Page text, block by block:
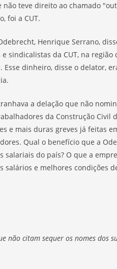
teve direito ao chamado
foi a CUT.
Henrique Serrano,
da CUT, na região
dinheiro, disse o delator,
a delação que não
da Construção Civil
e mais duras greves já feitas
Qual o benefício que a
do país? O que a
e melhores condições
não citam sequer os nomes dos
Campanha
com mobilização
27 de agosto de 2025